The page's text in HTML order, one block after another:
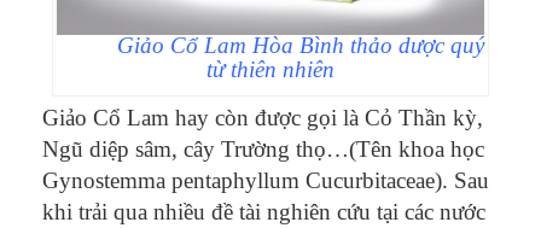
Giảo Cổ Lam Hòa Bình thảo dược quý
từ thiên nhiên
Giảo Cổ Lam hay còn được gọi là Cỏ Thần kỳ,
Ngũ diệp sâm, cây Trường thọ…(Tên khoa học
Gynostemma pentaphyllum Cucurbitaceae). Sau
khi trải qua nhiều đề tài nghiên cứu tại các nước